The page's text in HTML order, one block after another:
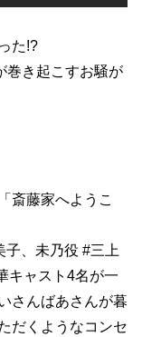
た!?
巻き起こすお騒が
斎藤家へようこ
子、未乃役 #三上
キャスト4名が一
さんばあさんが暮
だくようなコンセ